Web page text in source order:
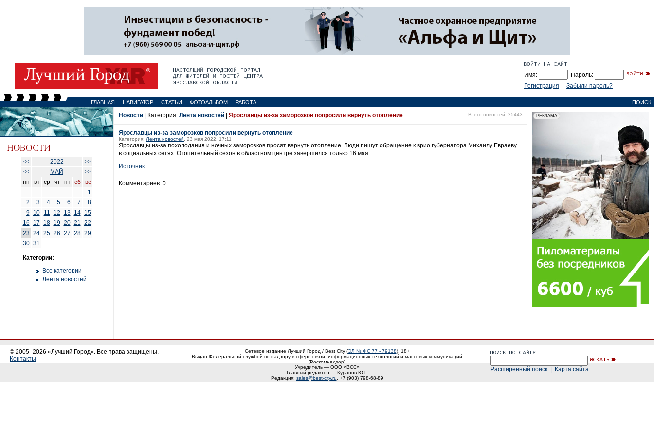
Имя:
Пароль:
Регистрация
Забыли пароль?
ГЛАВНАЯ НАВИГАТОР СТАТЬИ ФОТОАЛЬБОМ РАБОТА ПОИСК
<< 2022
>>
<<
МАЙ >>
пн вт ср чт пт сб
вс
1
2
3 4 5 6 7
8
9
10 11 12 13 14
15
16
17 18 19 20 21 22
23 24 25 26 27 28 29
30 31
Категории:
Все категории
Лента новостей
Новости | Категория: Лента новостей Ярославцы из-за заморозков попросили вернуть отопление Всего новостей: 25443
Ярославцы из-за заморозков попросили вернуть отопление
Категория: Лента новостей , 23 мая 2022, 17:11
Ярославцы из-за похолодания и ночных заморозков просят вернуть отопление. Люди пишут обращение к врио губернатора Михаилу Евраеву
в социальных сетях. Отопительный сезон в областном центре завершился только 16 мая.
Источник
Комментариев: 0
© 2005–2026 «Лучший Город». Все права защищены.
Контакты
Сетевое издание Лучший Город / Best City (ЭЛ № ФС 77 - 79138), 18+
Выдан Федеральной службой по надзору в сфере связи, информационных технологий и массовых коммуникаций
(Роскомнадзор)
Учредитель — ООО «ВСС»
Главный редактор — Куранов Ю.Г.
Редакция: sales@best-city.ru , +7 (903) 798-68-89
Расширенный поиск Карта сайта